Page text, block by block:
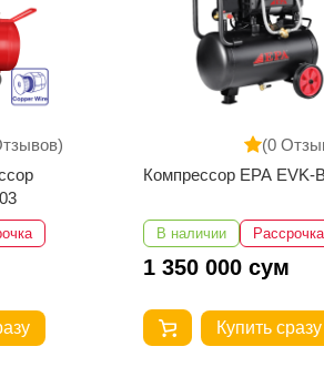
(0
Компрессор EPA EVK-
В наличии Рассрочка
1 350 000 сум
Купить сразу